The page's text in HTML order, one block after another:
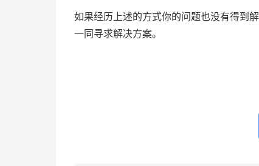
如果经历上述的方式你的问题也没有得到
一同寻求解决方案。